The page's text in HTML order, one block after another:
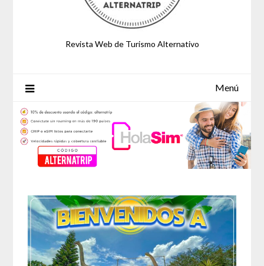
Revista Web de Turismo Alternativo
Menú